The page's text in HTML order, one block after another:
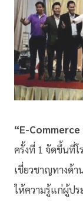
“E-
ครั้งที่ 1 จัดขึ้นที่โ
เชี่ยวชาญทางด้
ให้ความรู้แก่ผู้ป